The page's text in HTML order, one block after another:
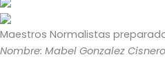
Maestros Normalistas
Nombre: Mabel Gonzalez